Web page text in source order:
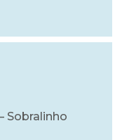
Sobralinho